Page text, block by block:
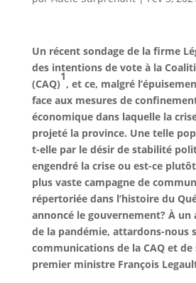
Un récent sondage de la firme
des intentions de vote à la
(CAQ)
1
, et ce, malgré
face aux mesures de
économique dans laquelle la
projeté la province. Une telle
t-elle par le désir de stabilité
engendré la crise ou est-ce
plus vaste campagne de
répertoriée dans l’histoire du
annoncé le gouvernement? À un
de la pandémie, attardons-nous
communications de la CAQ et de
premier ministre François